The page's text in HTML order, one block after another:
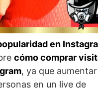
en
cómo comprar
, ya que
en un live de